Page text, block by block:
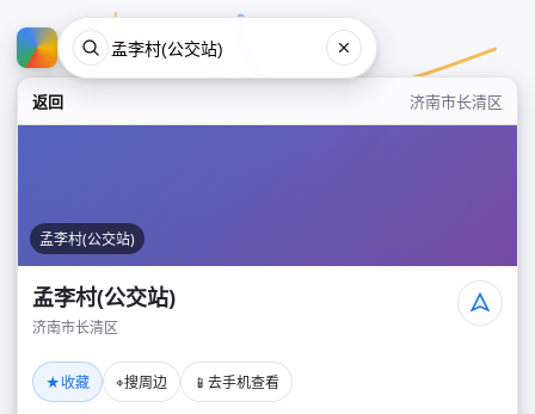
返回 济南市长清区
孟李村(公交站)
孟李村(公交站)
济南市长清区
★收藏 ⌖搜周边 📱 去手机查看